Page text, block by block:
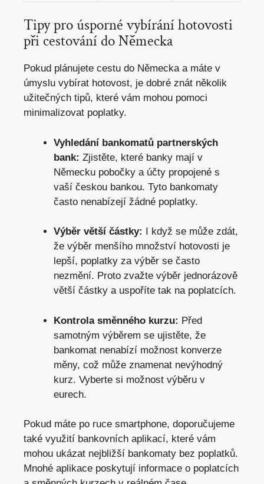
Tipy pro úsporné vybírání hotovosti
při cestování do Německa
Pokud plánujete cestu do Německa a máte v
úmyslu vybírat hotovost, je dobré znát několik
užitečných tipů, které vám mohou pomoci
minimalizovat poplatky.
Vyhledání bankomatů partnerských
bank: Zjistěte, které banky mají v
Německu pobočky a účty propojené s
vaší českou bankou. Tyto bankomaty
často nenabízejí žádné poplatky.
Výběr větší částky:
I když se může zdát,
že výběr menšího množství hotovosti je
lepší, poplatky za výběr se často
nezmění. Proto zvažte výběr jednorázově
větší částky a uspoříte tak na poplatcích.
Kontrola směnného kurzu: Před
samotným výběrem se ujistěte, že
bankomat nenabízí možnost konverze
měny, což může znamenat nevýhodný
kurz. Vyberte si možnost výběru v
eurech.
Pokud máte po ruce smartphone, doporučujeme
také využití bankovních aplikací, které vám
mohou ukázat nejbližší bankomaty bez poplatků.
Mnohé aplikace poskytují informace o poplatcích